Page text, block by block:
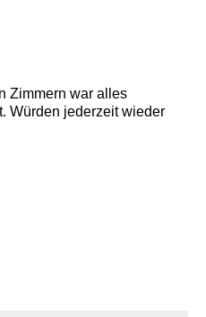
Zimmern war alles
Würden jederzeit wieder